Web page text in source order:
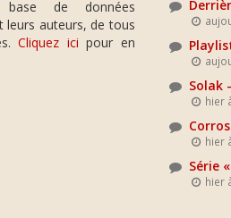
de données
leurs auteurs, de tous
Cliquez ici pour en
Solak
hier
hier
Série
hier